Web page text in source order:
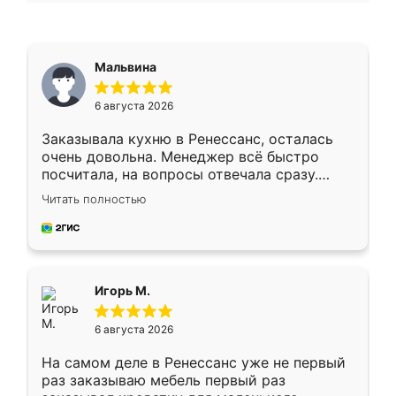
Мальвина
6 августа 2026
Заказывала кухню в Ренессанс, осталась
очень довольна. Менеджер всё быстро
посчитала, на вопросы отвечала сразу.
Замерщик приехал в субботу, подошёл к
делу со всей ответственностью. Собрали
за день, ребята работали аккуратно, даже
Читать полностью
Игорь М.
6 августа 2026
На самом деле в Ренессанс уже не первый
раз заказываю мебель первый раз